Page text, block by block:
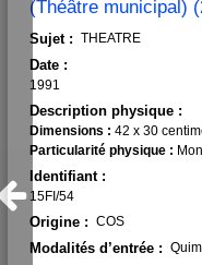
(Théâtre municipal)
Sujet : THEATRE
Date :
1991
Description physique :
Dimensions : 42 x 30
Particularité physique :
Identifiant :
15FI/54
Origine : COS
Modalités d’entrée :